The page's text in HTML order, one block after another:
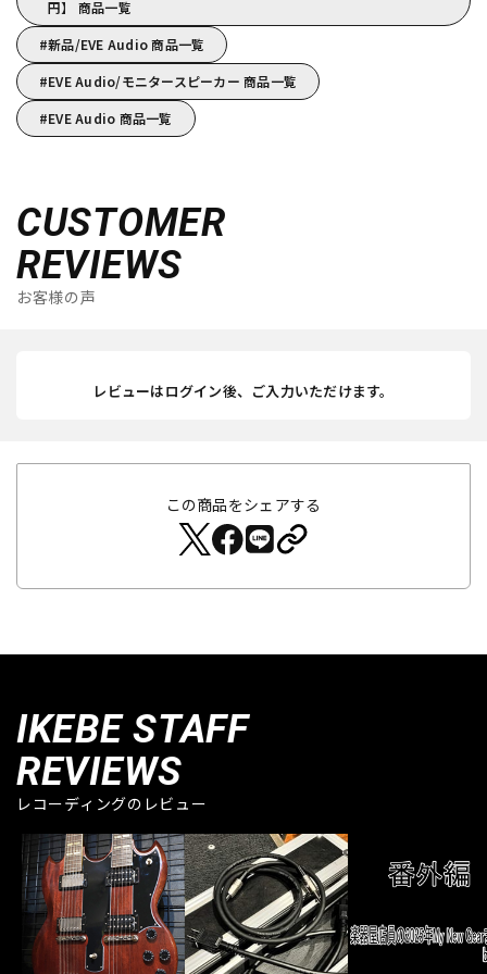
円】 商品一覧
新品/EVE Audio 商品一覧
EVE Audio/モニタースピーカー 商品一覧
EVE Audio 商品一覧
CUSTOMER
REVIEWS
お客様の声
レビューはログイン後、ご入力いただけます。
この商品をシェアする
IKEBE STAFF
REVIEWS
レコーディングのレビュー